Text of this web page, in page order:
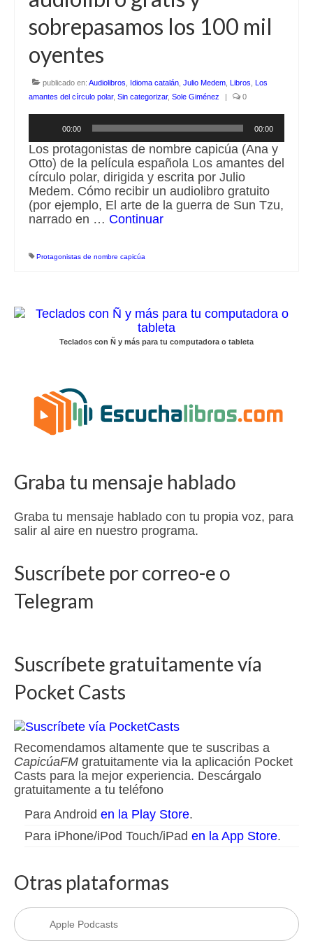
Escuchalibros.com
EditorialTecnoTur.com
Glosariocastellano.com
Donaciones
Publicidad
Advertising
sobrepasamos los 100 mil
oyentes
publicado en: Audiolibros Idioma catalán Julio Medem Libros Los
amantes del círculo polar, Sin categorizar, Sole Giménez | 0
audio
00:00 00:00
Los protagonistas de nombre capicúa (Ana y
Otto) de la película española Los amantes del
círculo polar, dirigida y escrita por Julio
Medem. Cómo recibir un audiolibro gratuito
(por ejemplo, El arte de la guerra de Sun Tzu,
narrado en … Continuar
Protagonistas de nombre capicúa
Teclados con Ñ y más para tu computadora o tableta
Graba tu mensaje hablado
Graba tu mensaje hablado con tu propia voz, para
salir al aire en nuestro programa.
Suscríbete por correo-e o
Telegram
Suscríbete gratuitamente vía
Pocket Casts
Recomendamos altamente que te suscribas a
CapicúaFM gratuitamente via la aplicación Pocket
Casts para la mejor experiencia. Descárgalo
gratuitamente a tu teléfono
Para Android en la Play Store.
Para iPhone/iPod Touch/iPad en la App Store.
Otras plataformas
Apple Podcasts